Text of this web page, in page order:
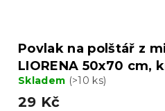
Povlak na polštář z
LIORENA 50x70 cm,
Skladem (>10 ks)
29 Kč